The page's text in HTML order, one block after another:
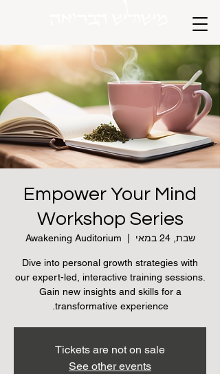
Empower Your Mind
Workshop Series
שבת, 24 במאי Awakening Auditorium
Dive into personal growth strategies with
our expert-led, interactive training sessions.
Gain new insights and skills for a
transformative experience.
Tickets are not on sale
See other events